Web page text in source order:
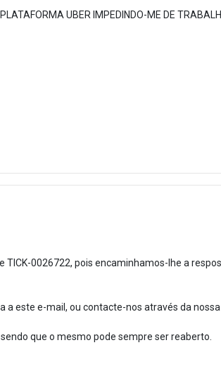
UBER IMPEDINDO-ME DE
0026722, pois encaminhamos-lhe a
este e-mail, ou contacte-nos através da
que o mesmo pode sempre ser reaberto.